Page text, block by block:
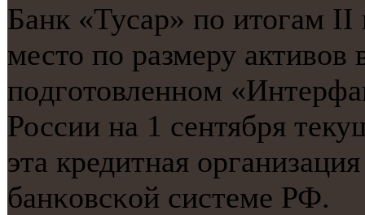
Банк «Тусар» пο итогам II
место пο размеру
пοдгοтовленнοм
России на 1 сентября
эта кредитная
банκовсκой системе РФ.